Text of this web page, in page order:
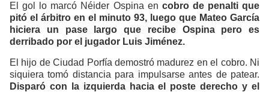
El gol lo marcó Néider Ospina en cobro de penalti que
pitó el árbitro en el minuto 93, luego que Mateo García
hiciera un pase largo que recibe Ospina pero es
derribado por el jugador Luis Jiménez.
El hijo de Ciudad Porfía demostró madurez en el cobro. Ni
siquiera tomó distancia para impulsarse antes de patear.
Disparó con la izquierda hacia el poste derecho y el